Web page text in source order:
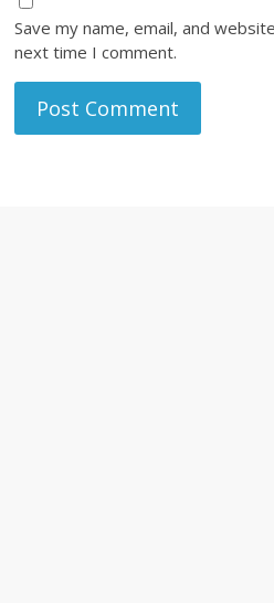
Save my name, email, and
next time I comment.